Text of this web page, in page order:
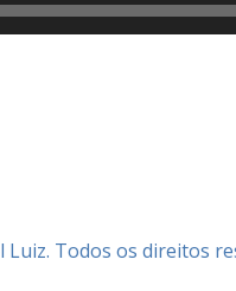
Luiz. Todos os direitos